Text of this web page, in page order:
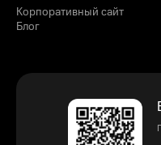
Корпоративный сайт
Блог